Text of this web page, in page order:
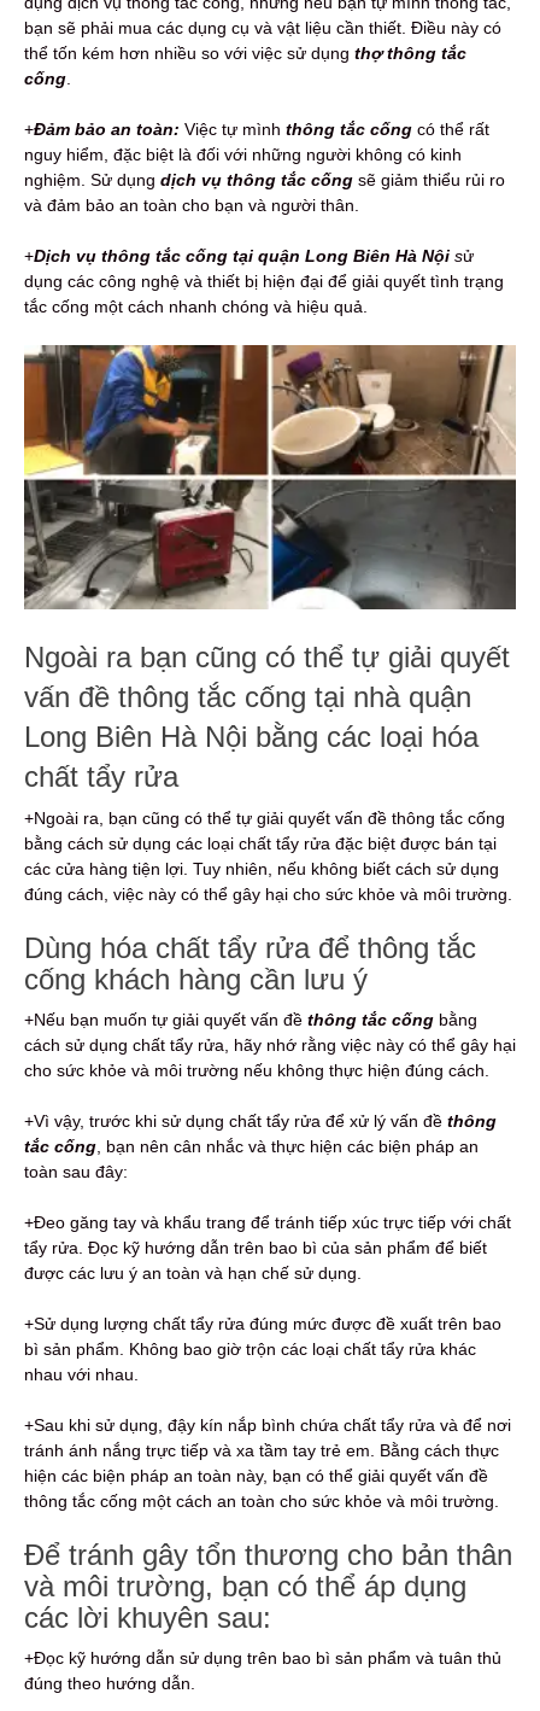
bạn sẽ phải mua các dụng cụ và vật liệu cần thiết. Điều này có
thể tốn kém hơn nhiều so với việc sử dụng thợ thông tắc
cống
+Đảm bảo an toàn: Việc tự mình thông tắc cống có thể rất
nguy hiểm, đặc biệt là đối với những người không có kinh
nghiệm. Sử dụng dịch vụ thông tắc cống sẽ giảm thiểu rủi ro
và đảm bảo an toàn cho bạn và người thân.
+Dịch vụ thông tắc cống tại quận Long Biên Hà Nội sử
dụng các công nghệ và thiết bị hiện đại để giải quyết tình trạng
tắc cống một cách nhanh chóng và hiệu quả.
Ngoài ra bạn cũng có thể tự giải quyết
vấn đề thông tắc cống tại nhà quận
Long Biên Hà Nội bằng các loại hóa
chất tẩy rửa
+Ngoài ra, bạn cũng có thể tự giải quyết vấn đề thông tắc cống
bằng cách sử dụng các loại chất tẩy rửa đặc biệt được bán tại
các cửa hàng tiện lợi. Tuy nhiên, nếu không biết cách sử dụng
đúng cách, việc này có thể gây hại cho sức khỏe và môi trường.
Dùng hóa chất tẩy rửa để thông tắc
cống khách hàng cần lưu ý
+Nếu bạn muốn tự giải quyết vấn đề thông tắc cống bằng
cách sử dụng chất tẩy rửa, hãy nhớ rằng việc này có thể gây hại
cho sức khỏe và môi trường nếu không thực hiện đúng cách.
+Vì vậy, trước khi sử dụng chất tẩy rửa để xử lý vấn đề thông
tắc cống , bạn nên cân nhắc và thực hiện các biện pháp an
toàn sau đây:
+Đeo găng tay và khẩu trang để tránh tiếp xúc trực tiếp với chất
tẩy rửa. Đọc kỹ hướng dẫn trên bao bì của sản phẩm để biết
được các lưu ý an toàn và hạn chế sử dụng.
+Sử dụng lượng chất tẩy rửa đúng mức được đề xuất trên bao
bì sản phẩm. Không bao giờ trộn các loại chất tẩy rửa khác
nhau với nhau.
+Sau khi sử dụng, đậy kín nắp bình chứa chất tẩy rửa và để nơi
tránh ánh nắng trực tiếp và xa tầm tay trẻ em. Bằng cách thực
hiện các biện pháp an toàn này, bạn có thể giải quyết vấn đề
thông tắc cống một cách an toàn cho sức khỏe và môi trường.
Để tránh gây tổn thương cho bản thân
và môi trường, bạn có thể áp dụng
các lời khuyên sau:
+Đọc kỹ hướng dẫn sử dụng trên bao bì sản phẩm và tuân thủ
đúng theo hướng dẫn.